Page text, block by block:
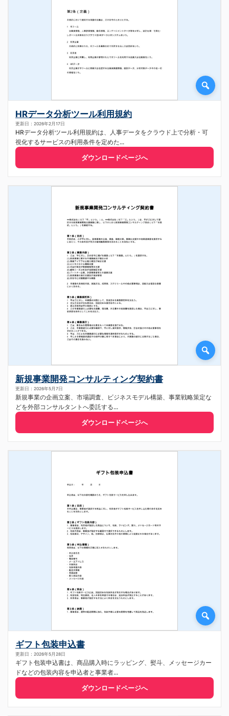
HRデータ分析ツール利用規約
更新日：2026年2月17日
HRデータ分析ツール利用規約は、人事データをクラウド上で分析・可
視化するサービスの利用条件を定めた...
ダウンロードページへ
新規事業開発コンサルティング契約書
更新日：2026年5月7日
新規事業の企画立案、市場調査、ビジネスモデル構築、事業戦略策定な
どを外部コンサルタントへ委託する...
ダウンロードページへ
ギフト包装申込書
更新日：2026年5月28日
ギフト包装申込書は、商品購入時にラッピング、熨斗、メッセージカー
ドなどの包装内容を申込者と事業者...
ダウンロードページへ